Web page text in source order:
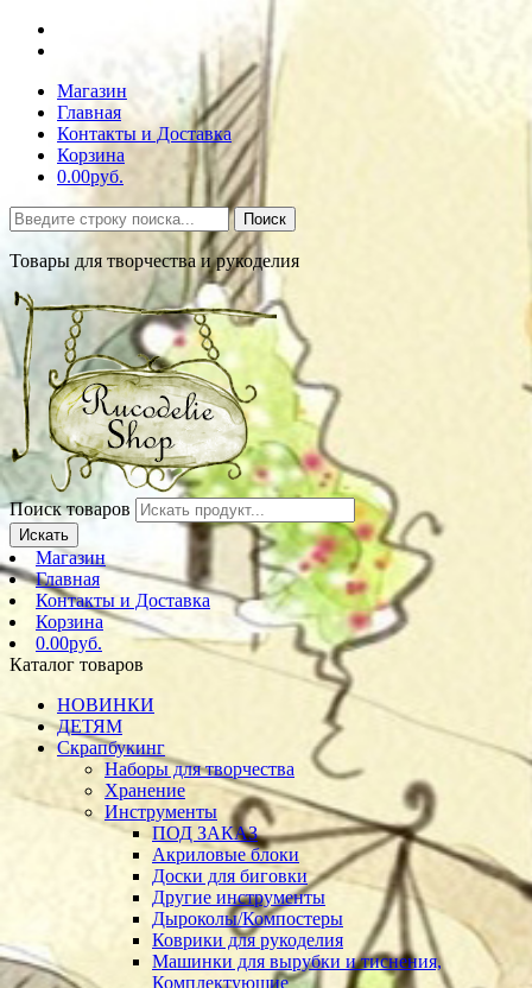
Магазин
Главная
Контакты и Доставка
Корзина
0.00руб.
Поиск
Товары для творчества и рукоделия
Поиск товаров
Искать
Магазин
Главная
Контакты и Доставка
Корзина
0.00руб.
Каталог товаров
НОВИНКИ
ДЕТЯМ
Скрапбукинг
Наборы для творчества
Хранение
Инструменты
ПОД ЗАКАЗ
Акриловые блоки
Доски для биговки
Другие инструменты
Дыроколы/Компостеры
Коврики для рукоделия
Машинки для вырубки и тиснения,
Комплектующие